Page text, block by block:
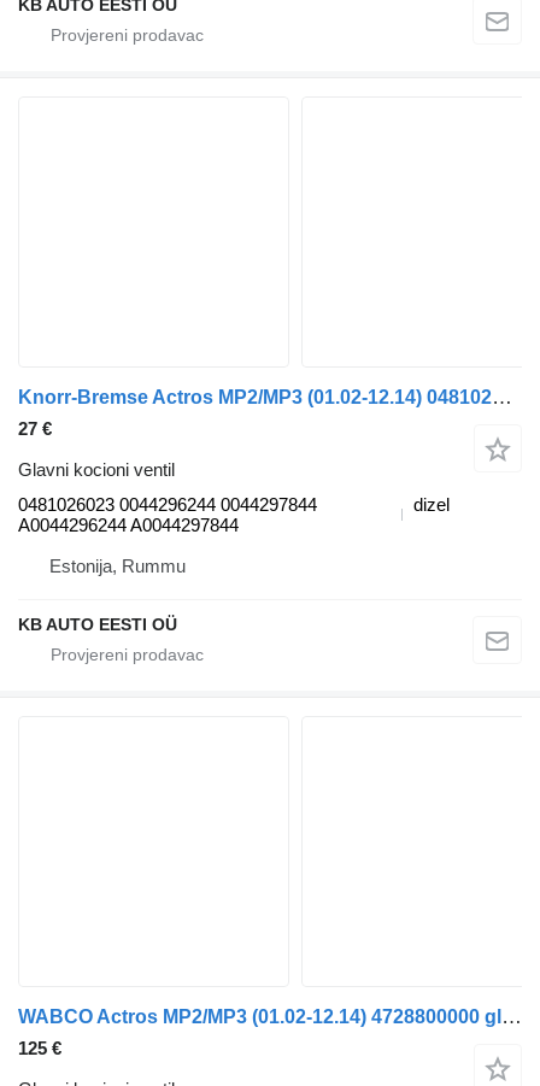
KB AUTO EESTI OÜ
Knorr-Bremse Actros MP2/MP3 (01.02-12.14) 0481026023 glavni kocioni ventil za Mercedes-Benz Actros, Axor MP1, MP2, MP3 (1996-2014) kamiona
27 €
Glavni kocioni ventil
0481026023 0044296244 0044297844
A0044296244 A0044297844
dizel
Estonija, Rummu
KB AUTO EESTI OÜ
WABCO Actros MP2/MP3 (01.02-12.14) 4728800000 glavni kocioni ventil za Mercedes-Benz Actros, Axor MP1, MP2, MP3 (1996-2014) kamiona
125 €